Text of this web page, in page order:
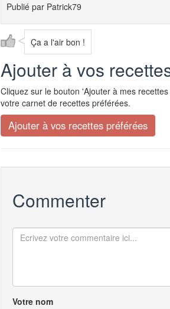
Publié par Patrick79
Ça a l'air bon !
Ajouter à vos
Cliquez sur le bouton 'Ajouter à mes
votre carnet de recettes préférées.
Commenter
Votre nom